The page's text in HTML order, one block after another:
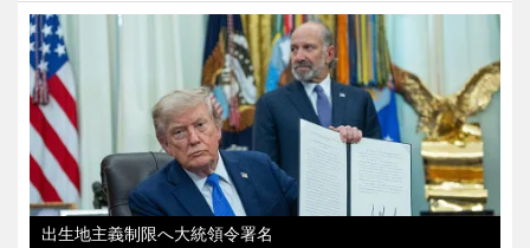
出生地主義制限へ大統領令署名